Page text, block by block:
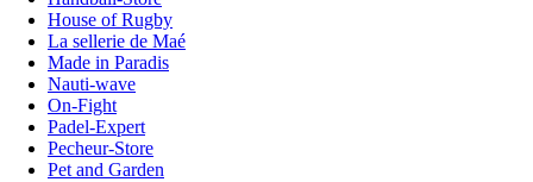
House of Rugby
La sellerie de Maé
Made in Paradis
Nauti-wave
On-Fight
Padel-Expert
Pecheur-Store
Pet and Garden